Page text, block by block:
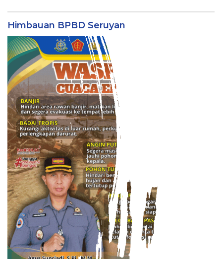
Himbauan BPBD Seruyan